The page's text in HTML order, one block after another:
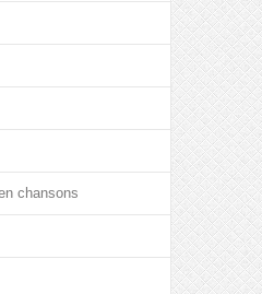
chansons